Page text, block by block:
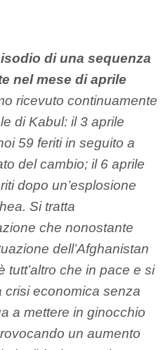
di una sequenza
nel mese di aprile
ricevuto continuamente
di Kabul: il 3 aprile
59 feriti in seguito a
del cambio; il 6 aprile
dopo un’esplosione
Si tratta
che nonostante
dell’Afghanistan
tutt’altro che in pace e si
crisi economica senza
a mettere in ginocchio
un aumento